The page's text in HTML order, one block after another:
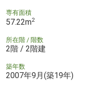
専有面積
57.22m2
所在階 / 階数
2階 / 2階建
築年数
2007年9月(築19年)